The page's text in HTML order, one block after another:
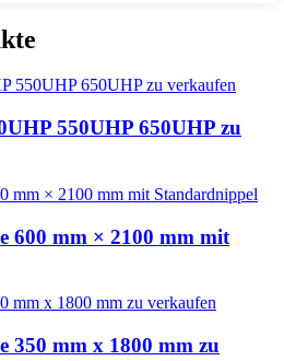
550UHP 650UHP zu
600 mm × 2100 mm mit
350 mm x 1800 mm zu